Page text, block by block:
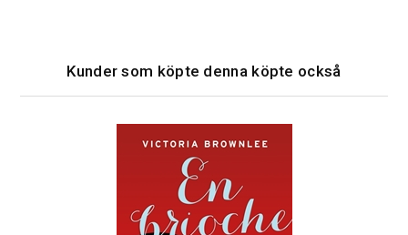
Kunder som köpte denna köpte också